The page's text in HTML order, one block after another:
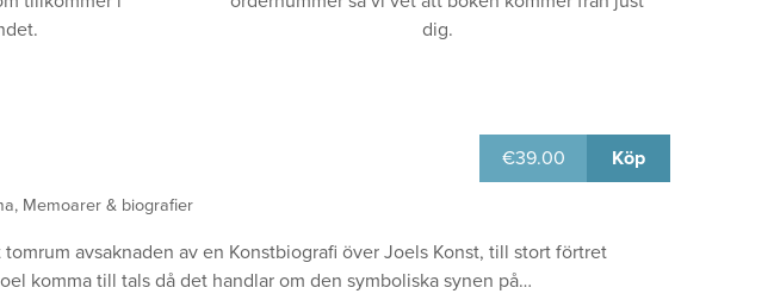
dig.
Memoarer & biografier
€39.00 Köp
avsaknaden av en Konstbiografi över Joels Konst, till stort förtret
komma till tals då det handlar om den symboliska synen på…